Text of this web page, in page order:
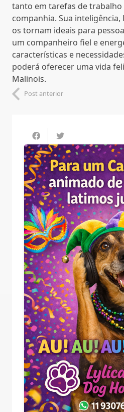
tanto em tarefas de
companhia. Sua
os tornam ideais para
um companheiro fiel e
características e
poderá oferecer uma vida
Malinois.
Post anterior